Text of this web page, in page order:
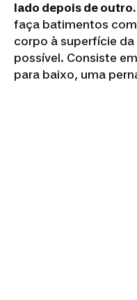
lado depois de outro.
faça batimentos
corpo à superfície
possível. Consiste
para baixo, uma